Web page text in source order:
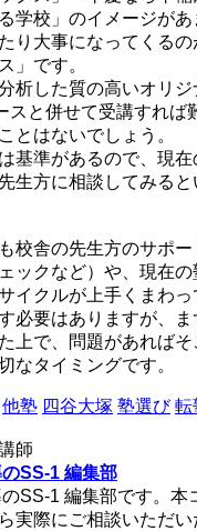
学校」のイメージが
り大事になってくる
」です。
析した質の高いオリ
スと併せて受講すれば
とはないでしょう。
基準があるので、現
生方に相談してみる
校舎の先生方のサポ
ックなど）や、現在の
イクルが上手くまわ
必要はありますが、
上で、問題があれば
なタイミングです。
他塾 四谷大塚 塾選び 転
師
SS-1 編集部
SS-1 編集部です。本
実際にご相談いただ